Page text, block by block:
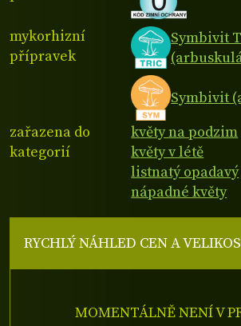
mykorhizní
přípravek
Symbivit
Symbivit
zařazena do
kategorií
květy na podzim
květy v létě
listnatý opadavý
nápadné květy
RYCHLÝ NÁHLED CEN A
MOMENTÁLNĚ NENÍ V